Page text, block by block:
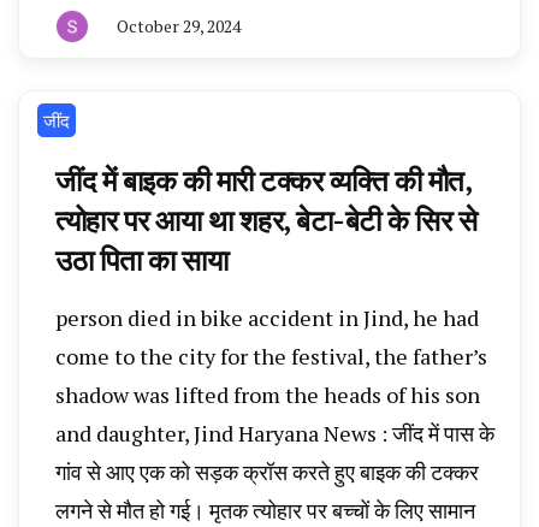
October 29, 2024
‌जींद
जींद में बाइक की मारी टक्कर व्यक्ति की मौत,
त्योहार पर आया था शहर, बेटा-बेटी के सिर से
उठा पिता का साया
person died in bike accident in Jind, he had
come to the city for the festival, the father’s
shadow was lifted from the heads of his son
and daughter, Jind Haryana News : जींद में पास के
गांव से आए एक को सड़क क्रॉस करते हुए बाइक की टक्कर
लगने से मौत हो गई। मृतक त्योहार पर बच्चों के लिए सामान